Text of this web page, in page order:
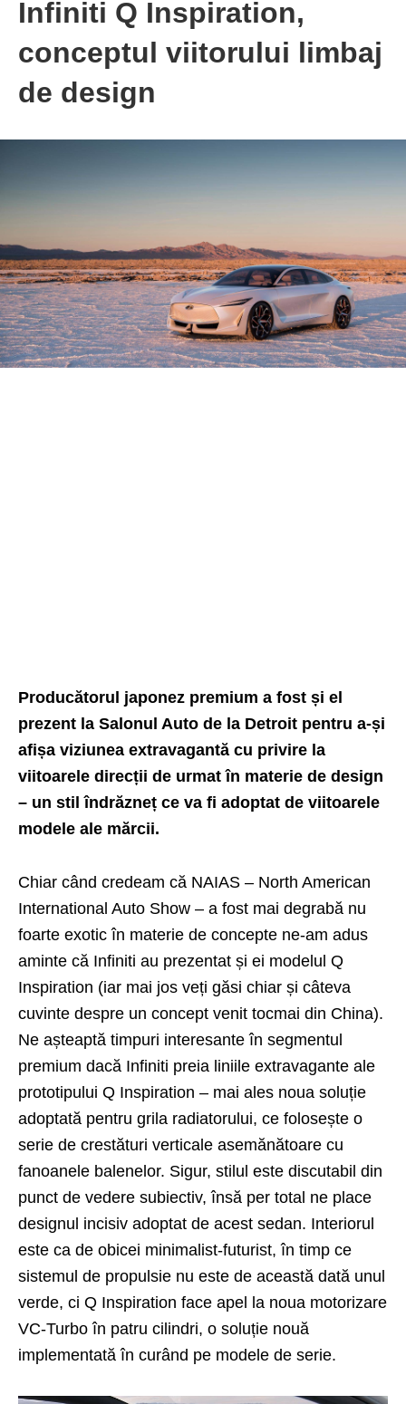
Infiniti Q Inspiration,
conceptul viitorului limbaj
de design
Producătorul japonez premium a fost și el
prezent la Salonul Auto de la Detroit pentru a-și
afișa viziunea extravagantă cu privire la
viitoarele direcții de urmat în materie de design
– un stil îndrăzneț ce va fi adoptat de viitoarele
modele ale mărcii.
Chiar când credeam că NAIAS – North American
International Auto Show – a fost mai degrabă nu
foarte exotic în materie de concepte ne-am adus
aminte că Infiniti au prezentat și ei modelul Q
Inspiration (iar mai jos veți găsi chiar și câteva
cuvinte despre un concept venit tocmai din China).
Ne așteaptă timpuri interesante în segmentul
premium dacă Infiniti preia liniile extravagante ale
prototipului Q Inspiration – mai ales noua soluție
adoptată pentru grila radiatorului, ce folosește o
serie de crestături verticale asemănătoare cu
fanoanele balenelor. Sigur, stilul este discutabil din
punct de vedere subiectiv, însă per total ne place
designul incisiv adoptat de acest sedan. Interiorul
este ca de obicei minimalist-futurist, în timp ce
sistemul de propulsie nu este de această dată unul
verde, ci Q Inspiration face apel la noua motorizare
VC-Turbo în patru cilindri, o soluție nouă
implementată în curând pe modele de serie.